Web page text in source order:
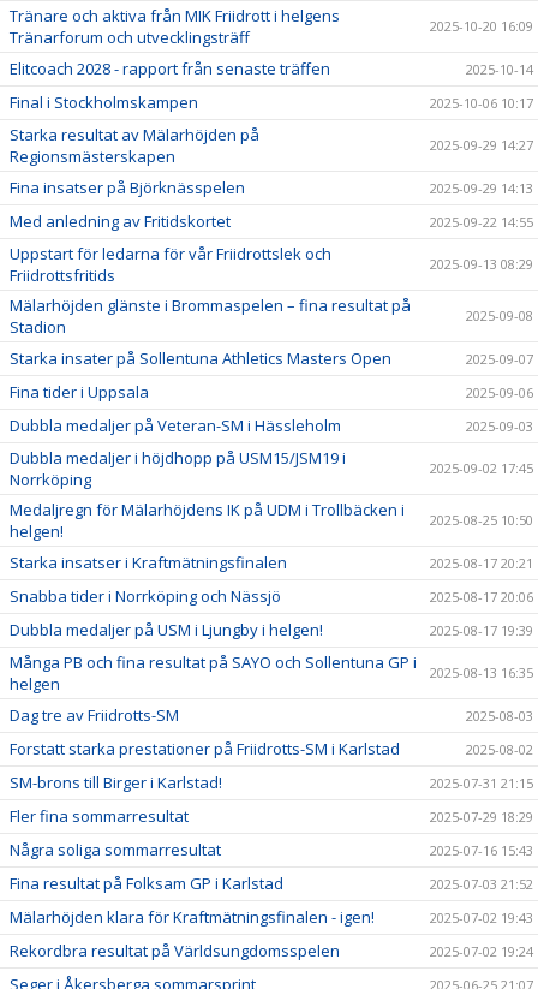
Tränare och aktiva från MIK Friidrott i helgens
Tränarforum och utvecklingsträff
2025-10-20 16:09
Elitcoach 2028 - rapport från senaste träffen 2025-10-14
Final i Stockholmskampen 2025-10-06 10:17
Starka resultat av Mälarhöjden på
Regionsmästerskapen
2025-09-29 14:27
Fina insatser på Björknässpelen 2025-09-29 14:13
Med anledning av Fritidskortet 2025-09-22 14:55
Uppstart för ledarna för vår Friidrottslek och
Friidrottsfritids
2025-09-13 08:29
Mälarhöjden glänste i Brommaspelen – fina resultat på
Stadion
2025-09-08
Starka insater på Sollentuna Athletics Masters Open 2025-09-07
Fina tider i Uppsala 2025-09-06
Dubbla medaljer på Veteran-SM i Hässleholm 2025-09-03
Dubbla medaljer i höjdhopp på USM15/JSM19 i
Norrköping
2025-09-02 17:45
Medaljregn för Mälarhöjdens IK på UDM i Trollbäcken i
helgen!
2025-08-25 10:50
Starka insatser i Kraftmätningsfinalen 2025-08-17 20:21
Snabba tider i Norrköping och Nässjö 2025-08-17 20:06
Dubbla medaljer på USM i Ljungby i helgen! 2025-08-17 19:39
Många PB och fina resultat på SAYO och Sollentuna GP i
helgen
2025-08-13 16:35
Dag tre av Friidrotts-SM 2025-08-03
Forstatt starka prestationer på Friidrotts-SM i Karlstad 2025-08-02
SM-brons till Birger i Karlstad! 2025-07-31 21:15
Fler fina sommarresultat 2025-07-29 18:29
Några soliga sommarresultat 2025-07-16 15:43
Fina resultat på Folksam GP i Karlstad 2025-07-03 21:52
Mälarhöjden klara för Kraftmätningsfinalen - igen! 2025-07-02 19:43
Rekordbra resultat på Världsungdomsspelen 2025-07-02 19:24
Seger i Åkersberga sommarsprint 2025-06-25 21:07